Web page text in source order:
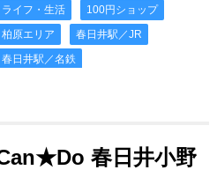
ライフ・生活
100円ショップ
柏原エリア
春日井駅／JR
春日井駅／名鉄
春日井小野